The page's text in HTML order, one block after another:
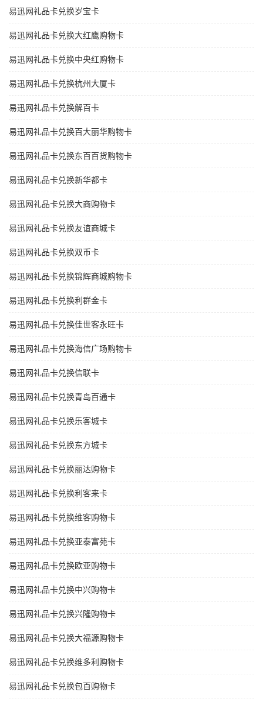
易迅网礼品卡兑换岁宝卡
易迅网礼品卡兑换大红鹰购物卡
易迅网礼品卡兑换中央红购物卡
易迅网礼品卡兑换杭州大厦卡
易迅网礼品卡兑换解百卡
易迅网礼品卡兑换百大丽华购物卡
易迅网礼品卡兑换东百百货购物卡
易迅网礼品卡兑换新华都卡
易迅网礼品卡兑换大商购物卡
易迅网礼品卡兑换友谊商城卡
易迅网礼品卡兑换双币卡
易迅网礼品卡兑换锦辉商城购物卡
易迅网礼品卡兑换利群金卡
易迅网礼品卡兑换佳世客永旺卡
易迅网礼品卡兑换海信广场购物卡
易迅网礼品卡兑换信联卡
易迅网礼品卡兑换青岛百通卡
易迅网礼品卡兑换乐客城卡
易迅网礼品卡兑换东方城卡
易迅网礼品卡兑换丽达购物卡
易迅网礼品卡兑换利客来卡
易迅网礼品卡兑换维客购物卡
易迅网礼品卡兑换亚泰富苑卡
易迅网礼品卡兑换欧亚购物卡
易迅网礼品卡兑换中兴购物卡
易迅网礼品卡兑换兴隆购物卡
易迅网礼品卡兑换大福源购物卡
易迅网礼品卡兑换维多利购物卡
易迅网礼品卡兑换包百购物卡